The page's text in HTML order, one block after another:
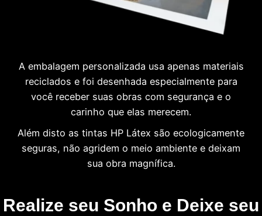
A embalagem personalizada usa apenas materiais
reciclados e foi desenhada especialmente para
você receber suas obras com segurança e o
carinho que elas merecem.
Além disto as tintas HP Látex são ecologicamente
seguras, não agridem o meio ambiente e deixam
sua obra magnífica.
Realize seu Sonho e Deixe seu